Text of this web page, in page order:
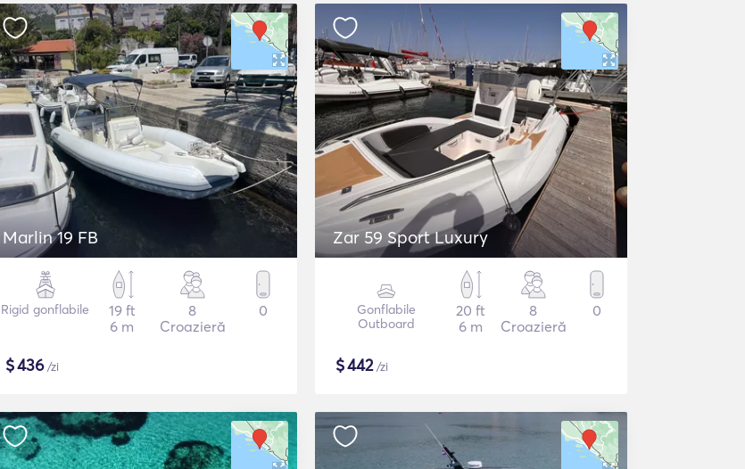
Marlin 19 FB
Rigid gonflabile
19 ft
6 m
8
Croazieră
0
$436/zi
Zar 59 Sport Luxury
Gonflabile
Outboard
20 ft
6 m
8
Croazieră
0
$442/zi